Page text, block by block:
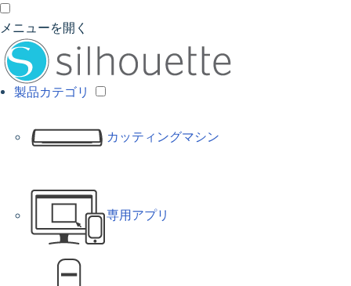
メニューを開く
製品カテゴリ
カッティングマシン
専用アプリ